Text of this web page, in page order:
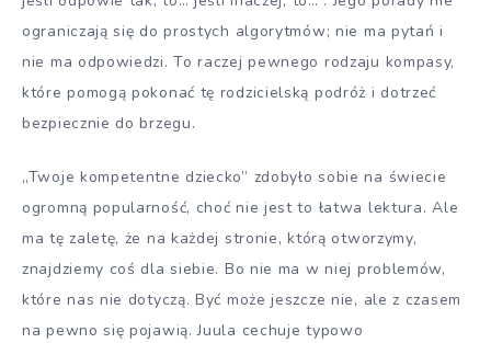
ograniczają się do prostych algorytmów; nie ma pytań i
nie ma odpowiedzi. To raczej pewnego rodzaju kompasy,
które pomogą pokonać tę rodzicielską podróż i dotrzeć
bezpiecznie do brzegu.
„Twoje kompetentne dziecko” zdobyło sobie na świecie
ogromną popularność, choć nie jest to łatwa lektura. Ale
ma tę zaletę, że na każdej stronie, którą otworzymy,
znajdziemy coś dla siebie. Bo nie ma w niej problemów,
które nas nie dotyczą. Być może jeszcze nie, ale z czasem
na pewno się pojawią. Juula cechuje typowo